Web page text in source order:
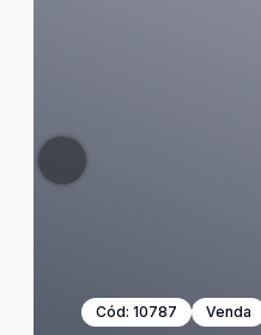
Cód: 10787 Venda